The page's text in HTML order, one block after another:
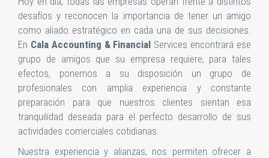
desafíos y reconocen la importancia de tener un amigo
como aliado estratégico en cada una de sus decisiones.
En Cala Accounting & Financial Services encontrará ese
grupo de amigos que su empresa requiere, para tales
efectos, ponemos a su disposición un grupo de
profesionales con amplia experiencia y constante
preparación para que nuestros clientes sientan esa
tranquilidad deseada para el perfecto desarrollo de sus
actividades comerciales cotidianas.
Nuestra experiencia y alianzas, nos permiten ofrecer a